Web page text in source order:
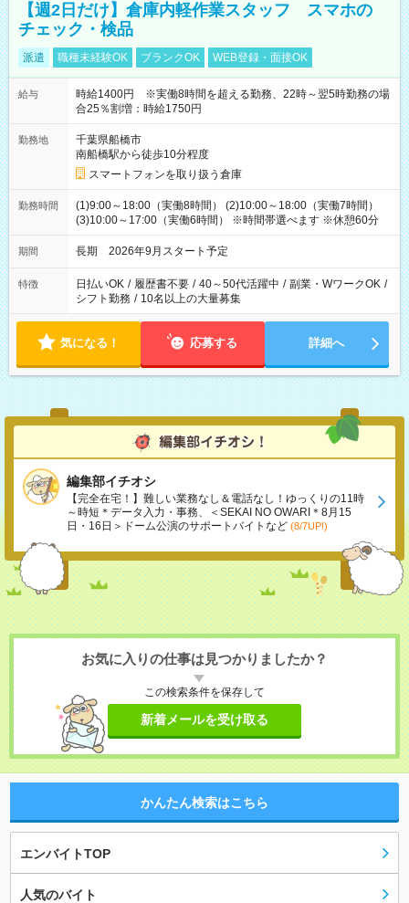
【週2日だけ】倉庫内軽作業スタッフ スマホの
チェック・検品
派遣 職種未経験OK ブランクOK WEB登録・面接OK
給与
時給1400円 ※実働8時間を超える勤務、22時～翌5時勤務の場
合25％割増：時給1750円
勤務地
千葉県船橋市
南船橋駅から徒歩10分程度
スマートフォンを取り扱う倉庫
勤務時間
(1)9:00～18:00（実働8時間） (2)10:00～18:00（実働7時間）
(3)10:00～17:00（実働6時間） ※時間帯選べます ※休憩60分
期間 長期 2026年9月スタート予定
特徴 日払いOK / 履歴書不要 / 40～50代活躍中 / 副業・WワークOK /
シフト勤務 / 10名以上の大量募集
気になる！ 応募する 詳細へ
編集部イチオシ
【完全在宅！】難しい業務なし＆電話なし！ゆっくりの11時
～時短＊データ入力・事務、＜SEKAI NO OWARI＊8月15
日・16日＞ドーム公演のサポートバイトなど (8/7UP!)
お気に入りの仕事は見つかりましたか？
この検索条件を保存して
新着メールを受け取る
かんたん検索はこちら
エンバイトTOP
人気のバイト